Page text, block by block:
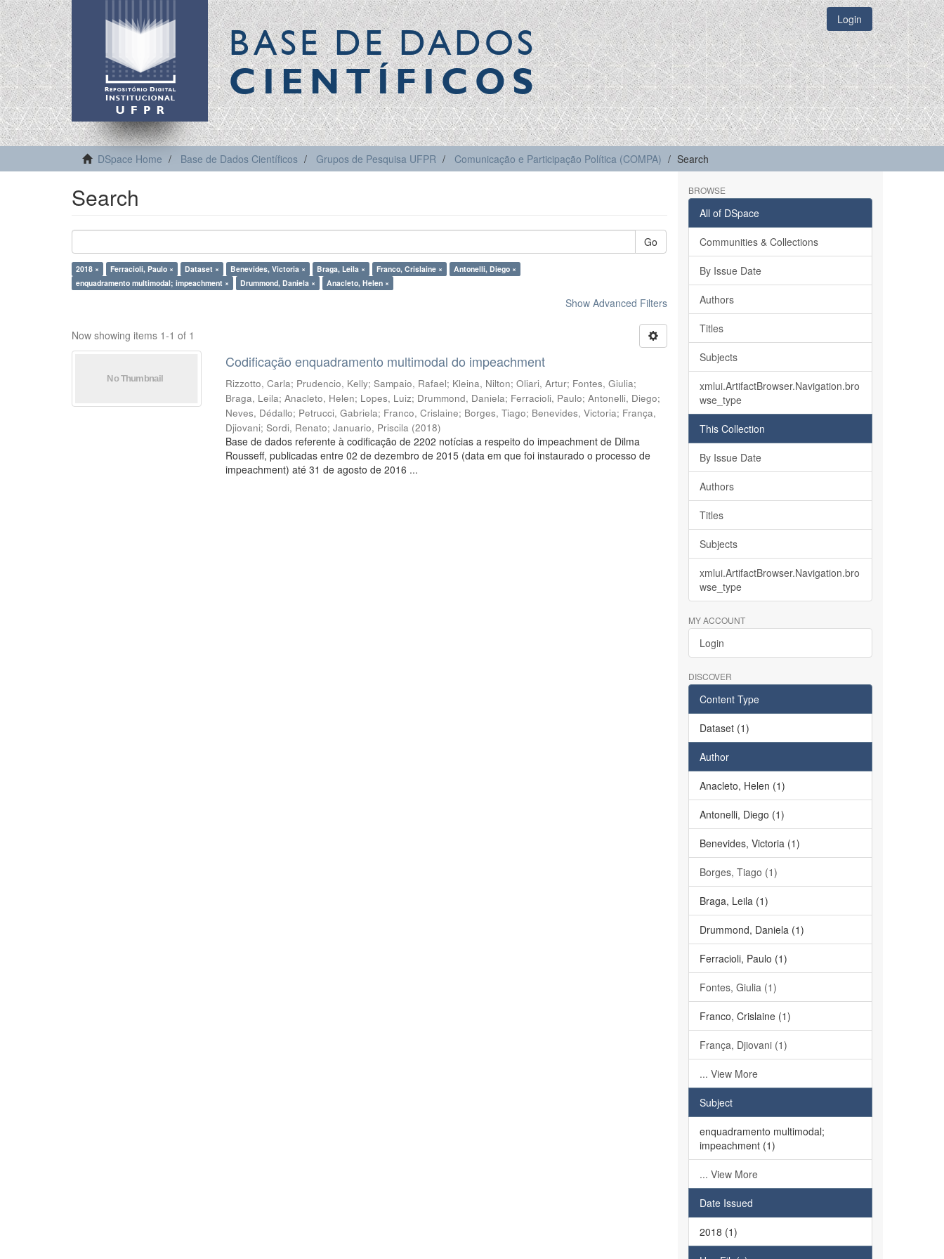
BASE DE DADOS
CIENTÍFICOS
Login
DSpace Home Base de Dados Científicos Grupos de Pesquisa UFPR Comunicação e Participação Política (COMPA) Search
Search
Go
2018 × Ferracioli, Paulo × Dataset × Benevides, Victoria × Braga, Leila × Franco, Crislaine ×
Antonelli, Diego ×
enquadramento multimodal; impeachment ×
Drummond, Daniela × Anacleto, Helen ×
Show Advanced Filters
Now showing items 1-1 of 1
Codificação enquadramento multimodal do impeachment
Rizzotto, Carla; Prudencio, Kelly;Sampaio, Rafael; Kleina, Nilton;Oliari, Artur; Fontes, Giulia;
Braga, Leila;Anacleto, Helen; Lopes, Luiz; Drummond, Daniela; Ferracioli, Paulo;Antonelli, Diego;
Neves, Dédallo; Petrucci, Gabriela; Franco, Crislaine; Borges, Tiago; Benevides, Victoria; França,
Djiovani;Sordi, Renato;Januario, Priscila (2018)
Base de dados referente à codificação de 2202 notícias a respeito do impeachment de Dilma
Rousseff, publicadas entre 02 de dezembro de 2015 (data em que foi instaurado o processo de
impeachment) até 31 de agosto de 2016 ...
BROWSE
All of DSpace
Communities & Collections
By Issue Date
Authors
Titles
Subjects
xmlui.ArtifactBrowser.Navigation.bro
wse_type
This Collection
By Issue Date
Authors
Titles
Subjects
xmlui.ArtifactBrowser.Navigation.bro
wse_type
MY ACCOUNT
Login
DISCOVER
Content Type
Dataset (1)
Author
Anacleto, Helen (1)
Antonelli, Diego (1)
Benevides, Victoria (1)
Borges, Tiago (1)
Braga, Leila (1)
Drummond, Daniela (1)
Ferracioli, Paulo (1)
Fontes, Giulia (1)
Franco, Crislaine (1)
França, Djiovani (1)
... View More
Subject
enquadramento multimodal;
impeachment (1)
... View More
Date Issued
2018 (1)